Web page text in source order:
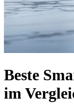
Beste
im